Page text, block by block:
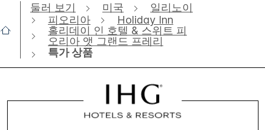
둘러 보기 미국
일리노이
피오리아
Holiday Inn
홀리데이 인 호텔 & 스위트 피
오리아 앳 그랜드 프레리
특가 상품